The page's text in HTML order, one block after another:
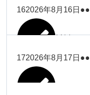
院長
Close Close
2026年8月1日
院長
Close Close
関谷（17-19時）
院長
関谷（17-
Close
関谷（17-19時）
2026年8月8日
関谷（17-
大西
Close
武井
小林
2026年8月11日
松本
Close Close
松本
2026年8月12日
Close Close
大西
塩川
冨田（9時
Close Close
冨田（9時ー18時）
162026年8月16日 ●●
大西
172026年8月17日 ●●